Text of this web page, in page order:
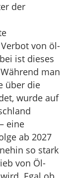
der
von öl-
ist dieses
man
über die
wurde auf
eine
ab 2027
so stark
von Öl-